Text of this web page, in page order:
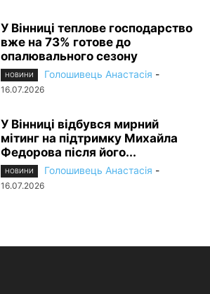
У Вінниці теплове господарство
вже на 73% готове до
опалювального сезону
НОВИНИ Голошивець Анастасія -
16.07.2026
У Вінниці відбувся мирний
мітинг на підтримку Михайла
Федорова після його...
НОВИНИ Голошивець Анастасія -
16.07.2026